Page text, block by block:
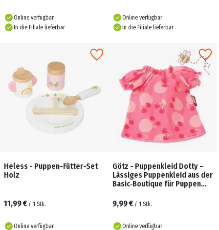
Online verfügbar
In die Filiale lieferbar
Online verfügbar
In die Filiale lieferbar
Heless - Puppen-Fütter-Set
Holz
11,99 € / 1 Stk.
Online verfügbar
Götz - Puppenkleid Dotty –
Lässiges Puppenkleid aus der
Basic‑Boutique für Puppen
9,99 € / 1 Stk.
Online verfügbar